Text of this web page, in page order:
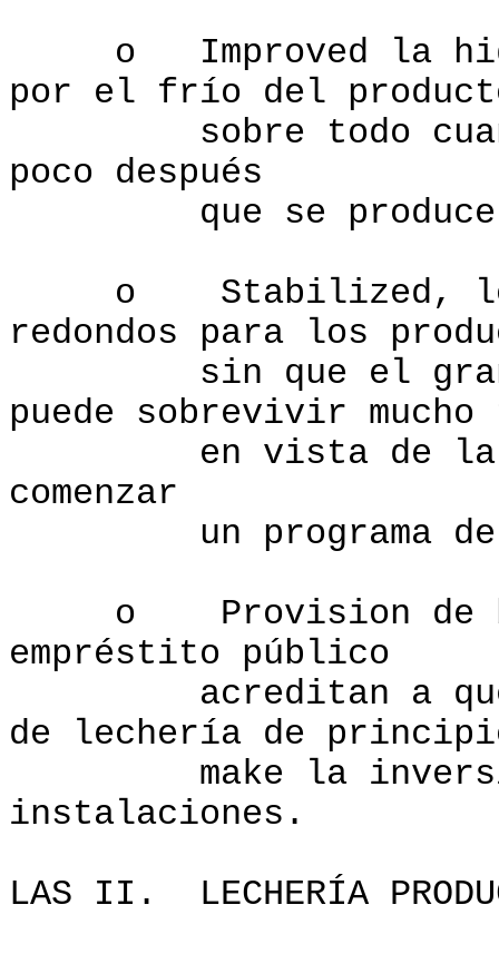
o Improved la
por el frío del
sobre todo cuando
poco después
que se
o Stabilized, los
redondos para los
sin que el
puede sobrevivir mucho
en vista de la
comenzar
un programa de
o Provision de
empréstito público
acreditan a que
de lechería de
make la
instalaciones.
LAS II. LECHERÍA